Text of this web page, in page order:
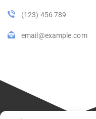
(123) 456 789
email@example.com